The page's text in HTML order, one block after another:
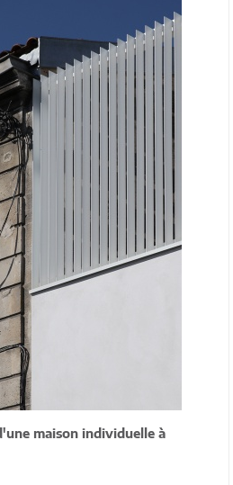
maison individuelle à